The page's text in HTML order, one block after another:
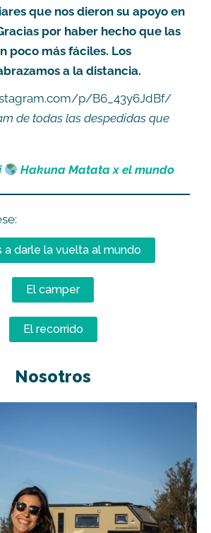
que nos dieron su apoyo en
por haber hecho que las
poco más fáciles. Los
a la distancia.
p/B6_43y6JdBf/
de todas las despedidas que
Hakuna Matata x el mundo
a darle la vuelta al mundo
El camper
El recorrido
Nosotros